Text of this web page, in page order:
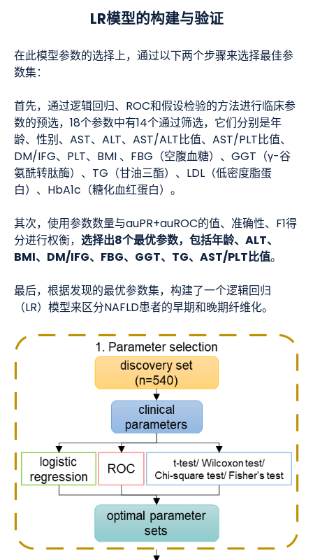
LR模型的构建与验证
在此模型参数的选择上，通过以下两个步骤来选择最佳参
数集：
首先，通过逻辑回归、ROC和假设检验的方法进行临床参
数的预选，18个参数中有14个通过筛选，它们分别是年
龄、性别、AST、ALT、AST/ALT比值、AST/PLT比值、
DM/IFG、PLT、BMI 、FBG（空腹血糖）、GGT（γ-谷
氨酰转肽酶）、TG（甘油三酯）、LDL（低密度脂蛋
白）、HbA1c（糖化血红蛋白）。
其次，使用参数数量与auPR+auROC的值、准确性、F1得
分进行权衡， 选择出8个最优参数，包括年龄、ALT、
BMI、DM/IFG、FBG、GGT、TG、AST/PLT比值。
最后，根据发现的最优参数集，构建了一个逻辑回归
（LR）模型来区分NAFLD患者的早期和晚期纤维化。